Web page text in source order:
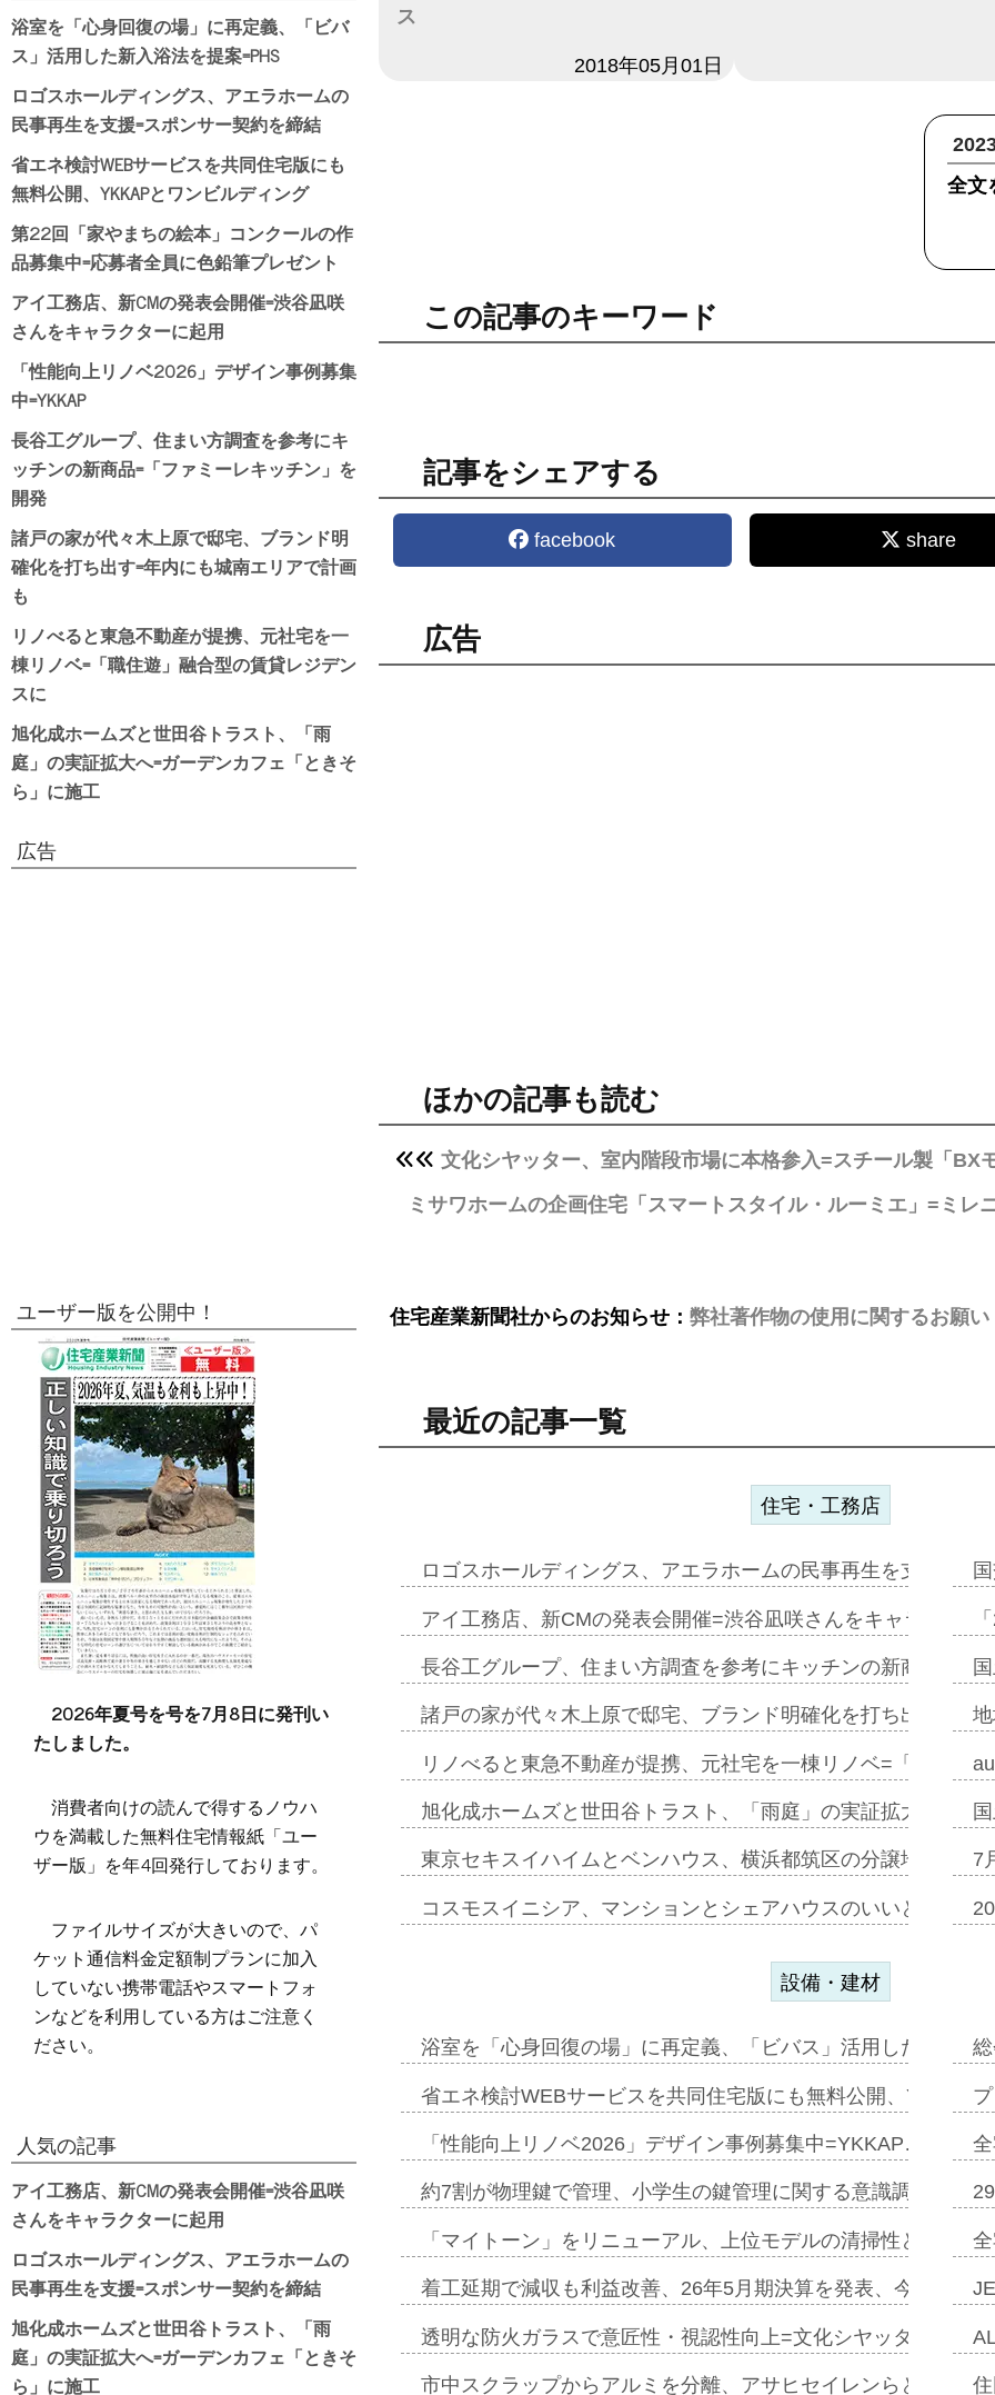
ス
2018年05月01日
全文
この記事のキーワード
記事をシェアする
facebook share
広告
ほかの記事も読む
文化シヤッター、室内階段市場に本格参入=スチール製「BX
ミサワホームの企画住宅「スマートスタイル・ルーミエ」=ミ
住宅産業新聞社からのお知らせ： 弊社著作物の使用に関するお願い
最近の記事一覧
住宅・工務店
ロゴスホールディングス、アエラホームの民事再生を支援=ス
アイ工務店、新CMの発表会開催=渋谷凪咲さんをキャラクタ
長谷工グループ、住まい方調査を参考にキッチンの新商品=「
諸戸の家が代々木上原で邸宅、ブランド明確化を打ち出す=年
リノべると東急不動産が提携、元社宅を一棟リノベ=「職住遊
旭化成ホームズと世田谷トラスト、「雨庭」の実証拡大へ=ガ
東京セキスイハイムとベンハウス、横浜都筑区の分譲地開発で
コスモスイニシア、マンションとシェアハウスのいいとこどり
7
設備・建材
浴室を「心身回復の場」に再定義、「ビバス」活用した新入浴
省エネ検討WEBサービスを共同住宅版にも無料公開、YKKAP
「性能向上リノベ2026」デザイン事例募集中=YKKAP…
約7割が物理鍵で管理、小学生の鍵管理に関する意識調査
「マイトーン」をリニューアル、上位モデルの清掃性と安全
着工延期で減収も利益改善、26年5月期決算を発表、今期は増
透明な防火ガラスで意匠性・視認性向上=文化シヤッター…
市中スクラップからアルミを分離、アサヒセイレンらと協働開
浴室を「心身回復の場」に再定義、「ビバ
ス」活用した新入浴法を提案=PHS
ロゴスホールディングス、アエラホームの
民事再生を支援=スポンサー契約を締結
省エネ検討WEBサービスを共同住宅版にも
無料公開、YKKAPとワンビルディング
第22回「家やまちの絵本」コンクールの作
品募集中=応募者全員に色鉛筆プレゼント
アイ工務店、新CMの発表会開催=渋谷凪咲
さんをキャラクターに起用
「性能向上リノベ2026」デザイン事例募集
中=YKKAP
長谷工グループ、住まい方調査を参考にキ
ッチンの新商品=「ファミーレキッチン」を
開発
諸戸の家が代々木上原で邸宅、ブランド明
確化を打ち出す=年内にも城南エリアで計画
も
リノべると東急不動産が提携、元社宅を一
棟リノベ=「職住遊」融合型の賃貸レジデン
スに
旭化成ホームズと世田谷トラスト、「雨
庭」の実証拡大へ=ガーデンカフェ「ときそ
ら」に施工
広告
ユーザー版を公開中！
2026年夏号を号を7月8日に発刊い
たしました。
消費者向けの読んで得するノウハ
ウを満載した無料住宅情報紙「ユー
ザー版」を年4回発行しております。
ファイルサイズが大きいので、パ
ケット通信料金定額制プランに加入
していない携帯電話やスマートフォ
ンなどを利用している方はご注意く
ださい。
人気の記事
アイ工務店、新CMの発表会開催=渋谷凪咲
さんをキャラクターに起用
ロゴスホールディングス、アエラホームの
民事再生を支援=スポンサー契約を締結
旭化成ホームズと世田谷トラスト、「雨
庭」の実証拡大へ=ガーデンカフェ「ときそ
ら」に施工